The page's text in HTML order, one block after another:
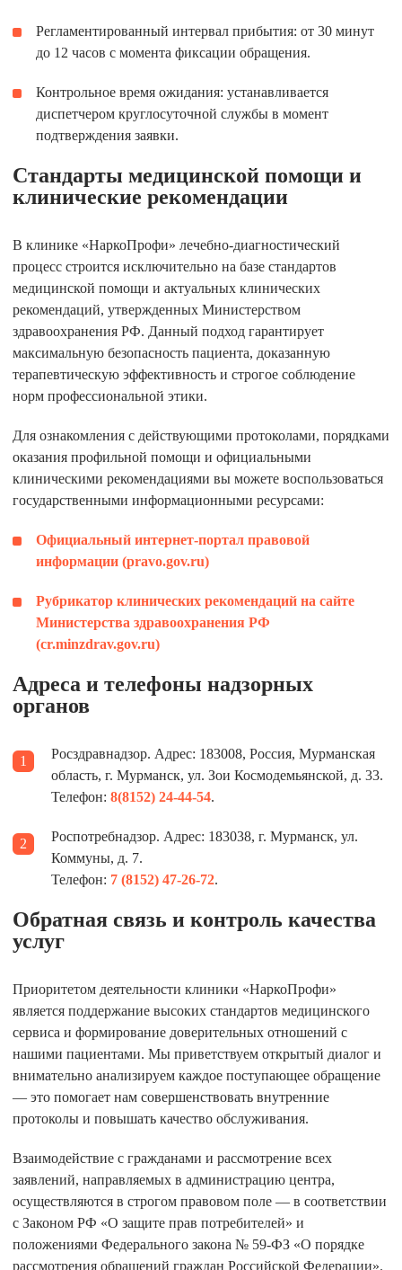
Регламентированный интервал прибытия: от 30 минут
до 12 часов с момента фиксации обращения.
Контрольное время ожидания: устанавливается
диспетчером круглосуточной службы в момент
подтверждения заявки.
Стандарты медицинской помощи и
клинические рекомендации
В клинике «НаркоПрофи» лечебно-диагностический
процесс строится исключительно на базе стандартов
медицинской помощи и актуальных клинических
рекомендаций, утвержденных Министерством
здравоохранения РФ. Данный подход гарантирует
максимальную безопасность пациента, доказанную
терапевтическую эффективность и строгое соблюдение
норм профессиональной этики.
Для ознакомления с действующими протоколами, порядками
оказания профильной помощи и официальными
клиническими рекомендациями вы можете воспользоваться
государственными информационными ресурсами:
Официальный интернет-портал правовой
информации (pravo.gov.ru)
Рубрикатор клинических рекомендаций на сайте
Министерства здравоохранения РФ
(cr.minzdrav.gov.ru)
Адреса и телефоны надзорных
органов
Росздравнадзор. Адрес: 183008, Россия, Мурманская
область, г. Мурманск, ул. Зои Космодемьянской, д. 33.
Телефон: 8(8152) 24-44-54.
Роспотребнадзор. Адрес: 183038, г. Мурманск, ул.
Коммуны, д. 7.
Телефон: 7 (8152) 47-26-72.
Обратная связь и контроль качества
услуг
Приоритетом деятельности клиники «НаркоПрофи»
является поддержание высоких стандартов медицинского
сервиса и формирование доверительных отношений с
нашими пациентами. Мы приветствуем открытый диалог и
внимательно анализируем каждое поступающее обращение
— это помогает нам совершенствовать внутренние
протоколы и повышать качество обслуживания.
Взаимодействие с гражданами и рассмотрение всех
заявлений, направляемых в администрацию центра,
осуществляются в строгом правовом поле — в соответствии
с Законом РФ «О защите прав потребителей» и
положениями Федерального закона № 59-ФЗ «О порядке
рассмотрения обращений граждан Российской Федерации».